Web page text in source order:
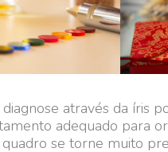
através da íris
adequado para
se torne muito